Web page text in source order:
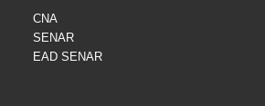
CNA
SENAR
EAD SENAR